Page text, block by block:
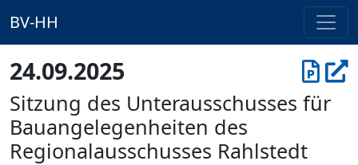
BV-HH
24.09.2025
Sitzung des Unterausschusses für
Bauangelegenheiten des
Regionalausschusses Rahlstedt